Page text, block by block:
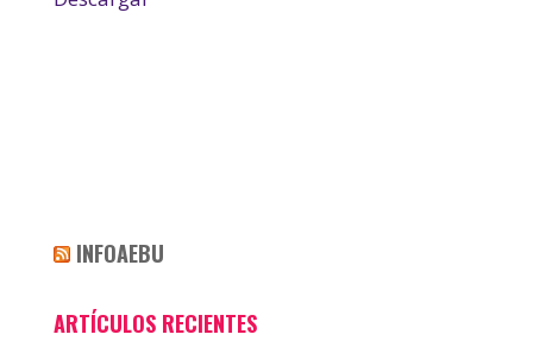
INFOAEBU
ARTÍCULOS RECIENTES